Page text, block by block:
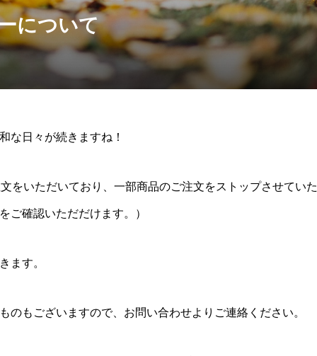
について
な日々が続きますね！
をいただいており、一部商品のご注文をストップさせていた
ご確認いただだけます。）
ます。
もございますので、お問い合わせよりご連絡ください。